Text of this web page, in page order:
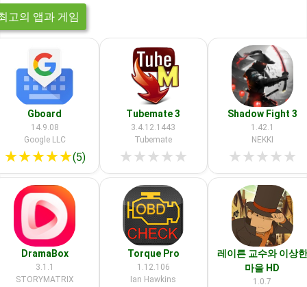
고의 앱과 게임
Gboard
14.9.08
Google LLC
★★★★★(5)
Tubemate 3
3.4.12.1443
Tubemate
★★★★★
Shadow Fight 3
1.42.1
NEKKI
★★★★★
DramaBox
3.1.1
STORYMATRIX
Torque Pro
1.12.106
Ian Hawkins
레이튼 교수와 이상한
마을 HD
1.0.7